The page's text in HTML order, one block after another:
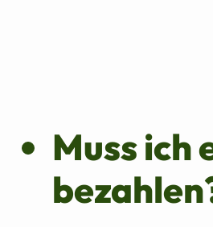
Muss ich